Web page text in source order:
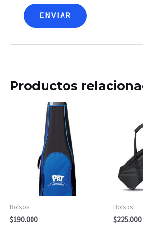
Productos
Bolsos
$190.000
Bolsos
$225.000